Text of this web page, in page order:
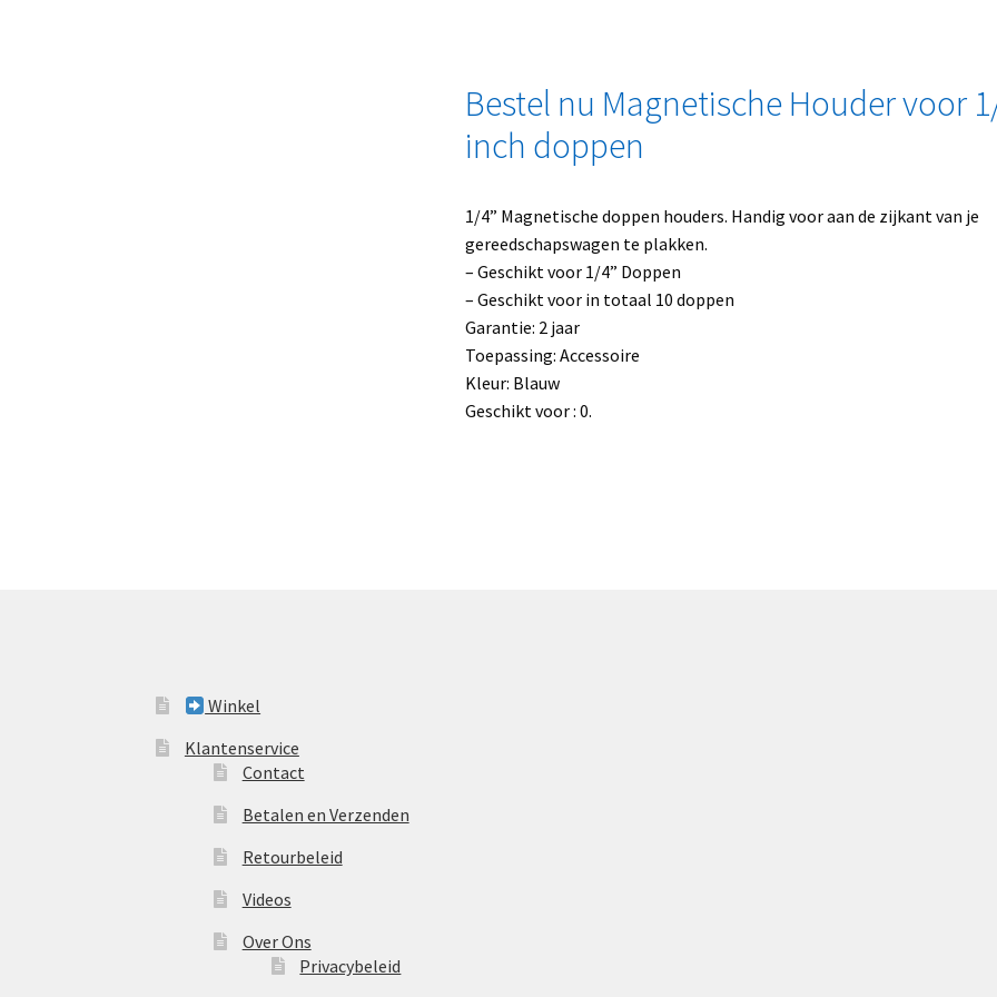
Bestel nu Magnetische Houder voor
inch doppen
1/4” Magnetische doppen houders. Handig voor aan de zijkant van je
gereedschapswagen te plakken.
– Geschikt voor 1/4” Doppen
– Geschikt voor in totaal 10 doppen
Garantie: 2 jaar
Toepassing: Accessoire
Kleur: Blauw
Geschikt voor : 0.
Winkel
Klantenservice
Contact
Betalen en Verzenden
Retourbeleid
Videos
Over Ons
Privacybeleid